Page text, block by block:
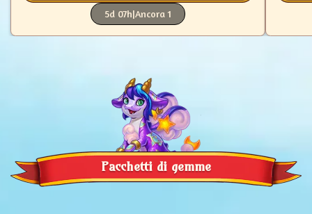
5d 07h|Ancora 1
Pacchetti di gemme